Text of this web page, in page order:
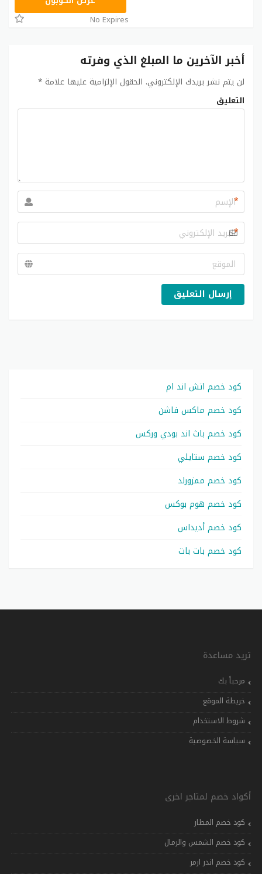
No Expires
أخبر الآخرين ما المبلغ الذي وفرته
لن يتم نشر بريدك الإلكتروني. الحقول الإلزامية عليها علامة *
التعليق
*
*
إرسال التعليق
كود خصم اتش اند ام
كود خصم ماكس فاشن
كود خصم باث اند بودي وركس
كود خصم ستايلي
كود خصم ممزورلد
كود خصم هوم بوكس
كود خصم أديداس
كود خصم بات بات
تريد مساعدة
مرحباً بك
خريطة الموقع
شروط الاستخدام
سياسة الخصوصية
أكواد خصم لمتاجر اخرى
كود خصم المطار
كود خصم الشمس والرمال
كود خصم اندر ارمر